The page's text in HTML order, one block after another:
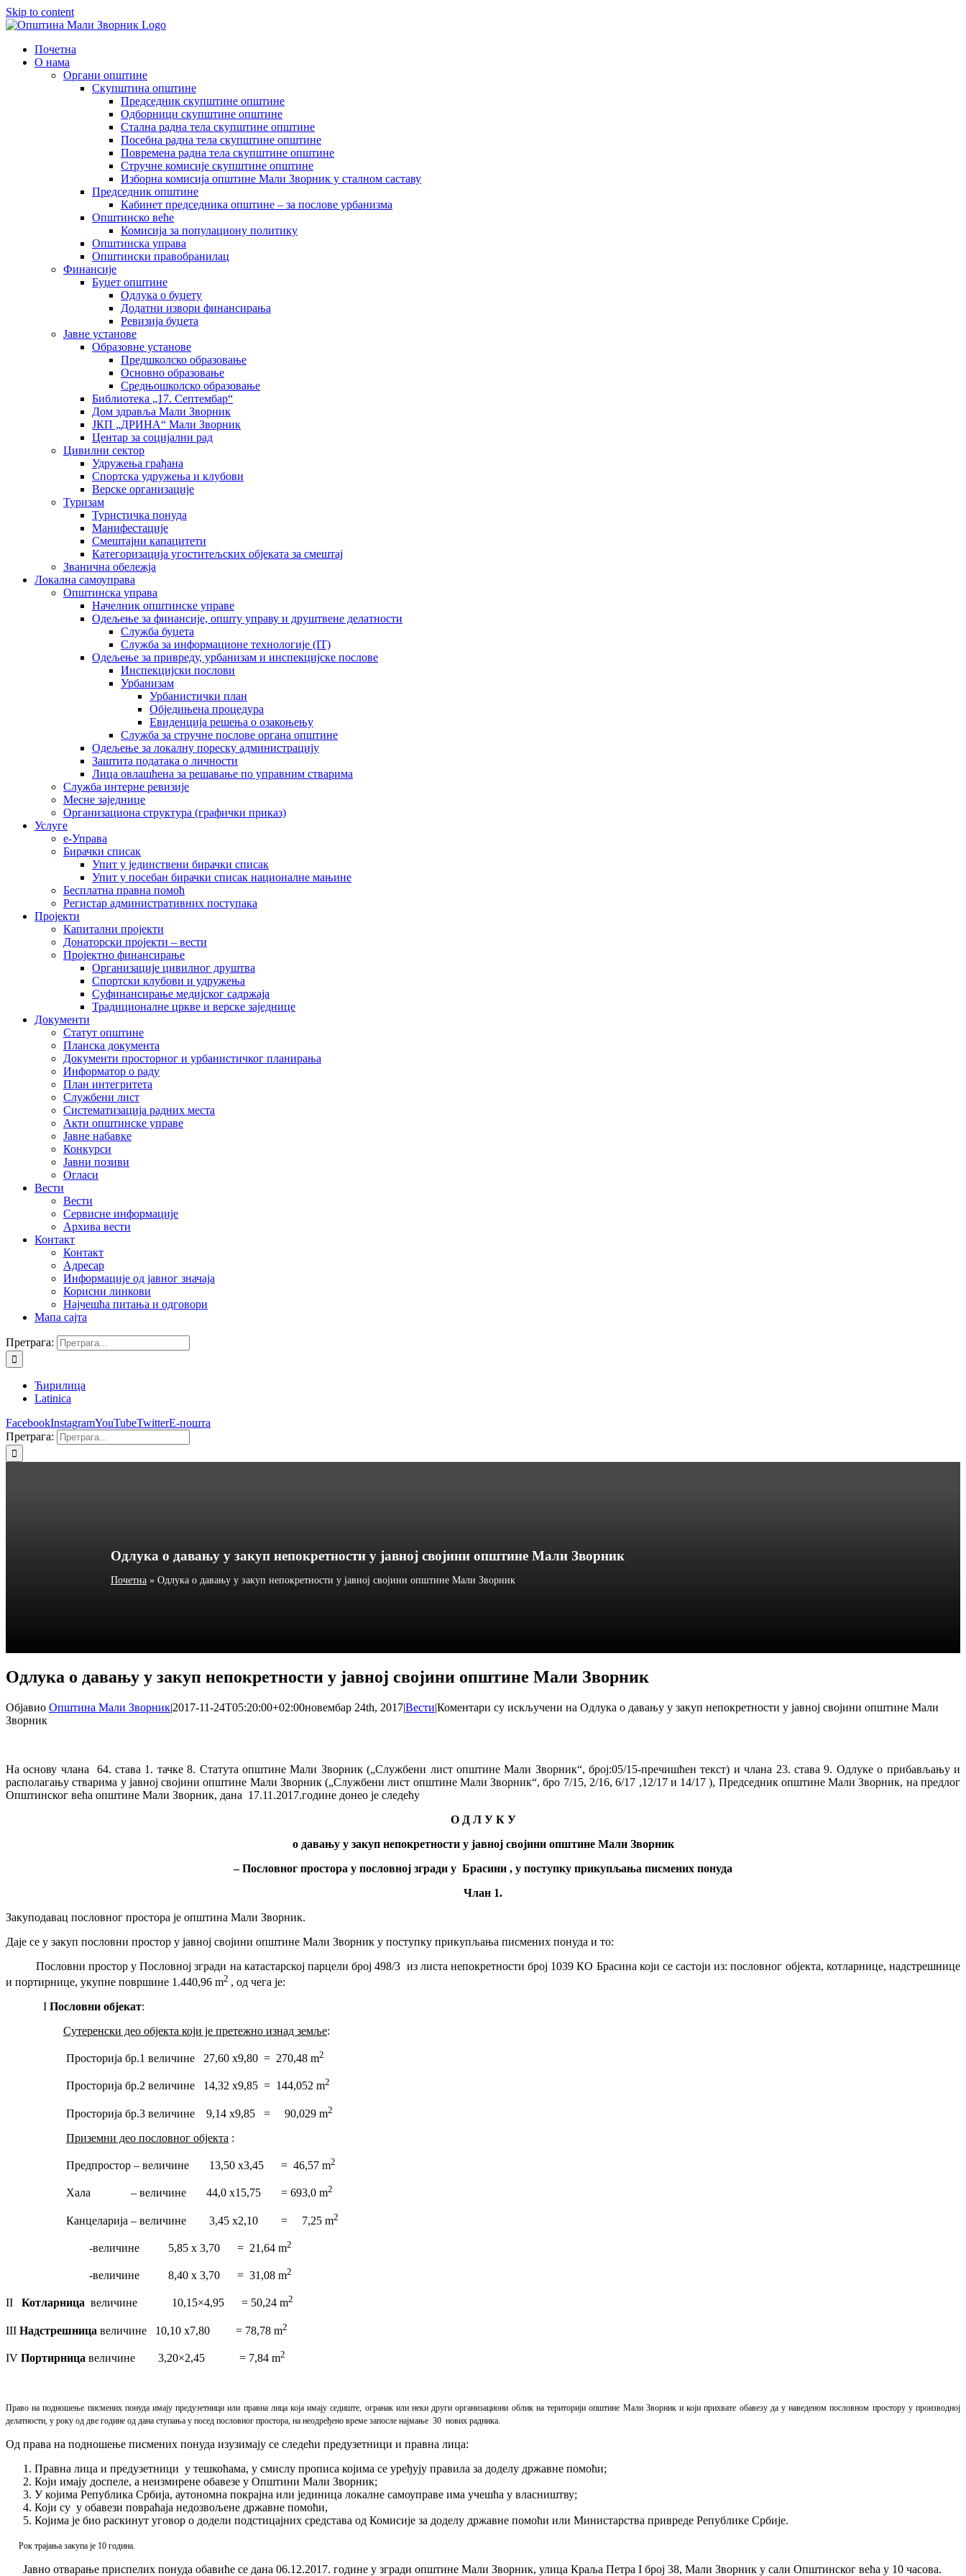
Skip to content
Почетна
О нама
Органи општине
Скупштина општине
Председник скупштине општине
Одборници скупштине општине
Стална радна тела скупштине општине
Посебна радна тела скупштине општине
Повремена радна тела скупштине општине
Стручне комисије скупштине општине
Изборна комисија општине Мали Зворник у сталном саставу
Председник општине
Кабинет председника општине – за послове урбанизма
Општинско веће
Комисија за популациону политику
Општинска управа
Општински правобранилац
Финансије
Буџет општине
Одлука о буџету
Додатни извори финансирања
Ревизија буџета
Јавне установе
Образовне установе
Предшколско образовање
Основно образовање
Средњошколско образовање
Библиотека „17. Септембар“
Дом здравља Мали Зворник
ЈКП „ДРИНА“ Мали Зворник
Центар за социјални рад
Цивилни сектор
Удружења грађана
Спортска удружења и клубови
Верске организације
Туризам
Туристичка понуда
Манифестације
Смештајни капацитети
Категоризација угоститељских објеката за смештај
Званична обележја
Локална самоуправа
Општинска управа
Начелник општинске управе
Одељење за финансије, општу управу и друштвене делатности
Служба буџета
Служба за информационе технологије (IT)
Одељење за привреду, урбанизам и инспекцијске послове
Инспекцијски послови
Урбанизам
Урбанистички план
Обједињена процедура
Евиденција решења о озакоњењу
Служба за стручне послове органа општине
Одељење за локалну пореску администрацију
Заштита података о личности
Лица овлашћена за решавање по управним стварима
Служба интерне ревизије
Месне заједнице
Организациона структура (графички приказ)
Услуге
е-Управа
Бирачки списак
Упит у јединствени бирачки списак
Упит у посебан бирачки списак националне мањине
Бесплатна правна помоћ
Регистар административних поступака
Пројекти
Капитални пројекти
Донаторски пројекти – вести
Пројектно финансирање
Организације цивилног друштва
Спортски клубови и удружења
Суфинансирање медијског садржаја
Традиционалне цркве и верске заједнице
Документи
Статут општине
Планска документа
Документи просторног и урбанистичког планирања
Информатор о раду
План интегритета
Службени лист
Систематизација радних места
Акти општинске управе
Јавне набавке
Конкурси
Јавни позиви
Огласи
Вести
Вести
Сервисне информације
Архива вести
Контакт
Контакт
Адресар
Информације од јавног значаја
Корисни линкови
Најчешћа питања и одговори
Мапа сајта
Претрага:
Ћирилица
Latinica
FacebookInstagramYouTubeTwitterЕ-пошта
Претрага:
Одлука о давању у закуп непокретности у јавној својини општине Мали Зворник
Почетна »Одлука о давању у закуп непокретности у јавној својини општине Мали Зворник
Одлука о давању у закуп непокретности у јавној својини општине Мали Зворник
Објавио Општина Мали Зворник|2017-11-24T05:20:00+02:00новембар 24th, 2017|Вести|Коментари су искључени на Одлука о давању у закуп непокретности у јавној својини општине Мали
Зворник
На основу члана 64. става 1. тачке 8. Статута општине Мали Зворник („Службени лист општине Мали Зворник“, број:05/15-пречишћен текст) и члана 23. става 9. Одлуке о прибављању и
располагању стварима у јавној својини општине Мали Зворник („Службени лист општине Мали Зворник“, бро 7/15, 2/16, 6/17 ,12/17 и 14/17 ), Председник општине Мали Зворник, на предлог
Општинског већа општине Мали Зворник, дана 17.11.2017.године донео је следећу
О Д Л У К У
о давању у закуп непокретности у јавној својини општине Мали Зворник
–Пословног простора у пословној згради у Брасини , у поступку прикупљања писмених понуда
Члан 1.
Закуподавац пословног простора је општина Мали Зворник.
Даје се у закуп пословни простор у јавној својини општине Мали Зворник у поступку прикупљања писмених понуда и то:
Пословни простор у Пословној згради на катастарској парцели број 498/3 из листа непокретности број 1039 КО Брасина који се састоји из: пословног објекта, котларнице, надстрешнице
и портирнице, укупне површине 1.440,96 m2 , oд чега је:
I Пословни објекaт:
Сутеренски део објекта који је претежно изнад земље:
Просторија бр.1 величине 27,60 x9,80 = 270,48 m2
Просторија бр.2 величине 14,32 x9,85 = 144,052 m2
Просторија бр.3 величине 9,14 x9,85 = 90,029 m2
Приземни део пословног објекта :
Предпростор – величине 13,50 x3,45 = 46,57 m2
Хала – величине 44,0 x15,75 = 693,0 m2
Канцеларија – величине 3,45 x2,10 = 7,25 m2
-величине 5,85 x 3,70 = 21,64 m2
-величине 8,40 x 3,70 = 31,08 m2
II Котларница величине 10,15×4,95 = 50,24 m2
III Надстрешница величине 10,10 x7,80 = 78,78 m2
IV Портирница величине 3,20×2,45 = 7,84 m2
Право на подношење писмених понуда имају предузетници или правна лица која имају седиште, огранак или неки други организациони облик на територији општине Мали Зворник и који прихвате обавезу да у наведеном пословном простору у производној
делатности, у року од две године од дана ступања у посед пословног простора, на неодређено време запосле најмање 30 нових радника.
Од права на подношење писмених понуда изузимају се следећи предузетници и правна лица:
Прaвна лица и предузетници у тешкоћама, у смислу прописа којима се уређују правила за доделу државне помоћи;
Који имају доспеле, а неизмирене обавезе у Општини Мали Зворник;
У којима Република Србија, аутономна покрајна или јединица локалне самоуправе има учешћа у власништву;
Који су у обавези повраћаја недозвољене државне помоћи,
Којима је био раскинут уговор о додели подстицајних средстава од Комисије за доделу државне помоћи или Министарства привреде Републике Србије.
Рок трајања закупа је 10 година.
Јавно отварање приспелих понуда обавиће се дана 06.12.2017. године у згради општине Мали Зворник, улица Краља Петра I број 38, Мали Зворник у сали Општинског већа у 10 часова.